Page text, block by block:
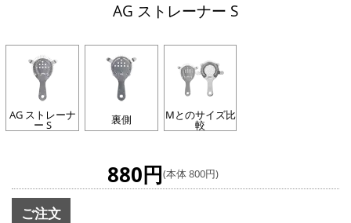
AG ストレーナー S
AG ストレーナ
ー S 裏側 Mとのサイズ比
較
880円(本体 800円)
ご注文